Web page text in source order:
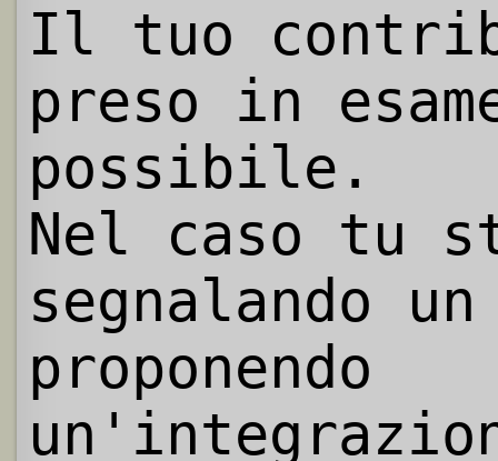
Il tuo
preso in
possibile.
Nel caso tu
segnalando
proponendo